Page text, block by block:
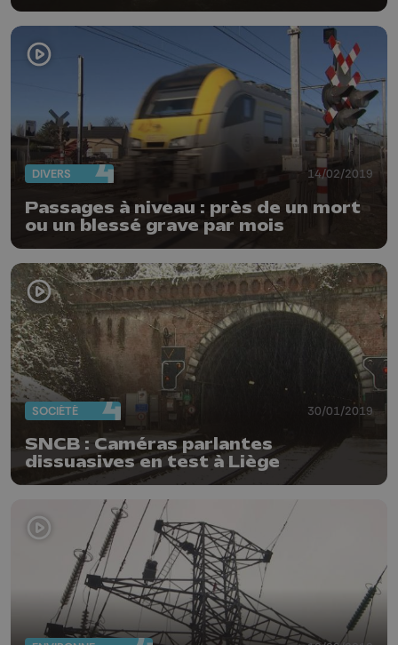
DIVERS 14/02/2019
Passages à niveau : près de un mort
ou un blessé grave par mois
SOCIÉTÉ 30/01/2019
SNCB : Caméras parlantes
dissuasives en test à Liège